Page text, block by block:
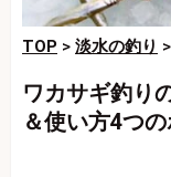
TOP > 淡水の釣り >
ワカサギ釣り
＆使い方4つ